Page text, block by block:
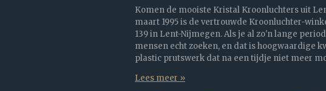
Komen de mooiste Kristal Kroonluchters uit
maart 1995 is de vertrouwde Kroonluchter-
139 in Lent-Nijmegen. Als je al zo'n lange
mensen echt zoeken, en dat is hoogwaardige
plastic prutswerk dat na een tijdje niet meer
Lees meer »